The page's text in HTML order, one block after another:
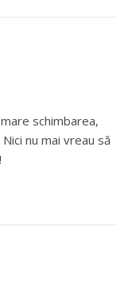
schimbarea,
nu mai vreau să